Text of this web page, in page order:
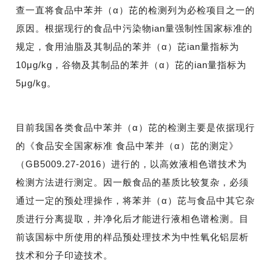
查一直将食品中苯并（α）芘的检测列为必检项目之一的
原因。根据现行的食品中污染物ian量强制性国家标准的
规定，食用油脂及其制品的苯并（α）芘ian量指标为
10μg/kg，谷物及其制品的苯并（α）芘的ian量指标为
5μg/kg。
目前我国各类食品中苯并（α）芘的检测主要是依据现行
的《食品安全国家标准 食品中苯并（α）芘的测定》
（GB5009.27-2016）进行的，以高效液相色谱技术为
检测方法进行测定。因一般食品的基质比较复杂，必须
通过一定的预处理操作，将苯并（α）芘与食品中其它杂
质进行分离提取，并净化后才能进行液相色谱检测。目
前该国标中所使用的样品预处理技术为中性氧化铝层析
技术和分子印迹技术。